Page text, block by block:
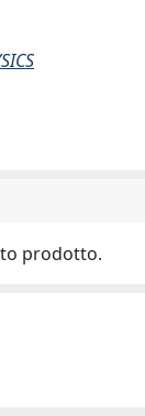
prodotto.